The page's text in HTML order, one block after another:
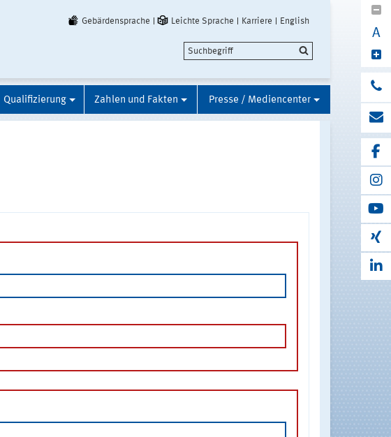
Gebärdensprache Leichte Sprache Karriere English
A
Qualifizierung Zahlen und Fakten Presse / Mediencenter